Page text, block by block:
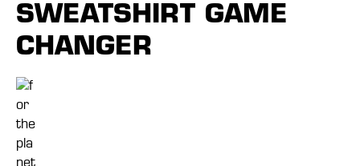
SWEATSHIRT GAME
CHANGER